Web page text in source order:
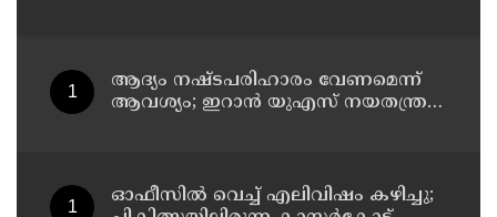
ആദ്യം നഷ്ടപരിഹാരം വേണമെന്ന്
ആവശ്യം; ഇറാന്‍ യുഎസ് നയതന്ത്ര
ഓഫീസില്‍ വെച്ച് എലിവിഷം കഴിച്ചു;